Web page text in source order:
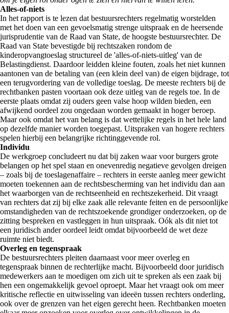
Alles-of-niets
In het rapport is te lezen dat bestuursrechters regelmatig worstelden
met het doen van een gevoelsmatig strenge uitspraak en de heersende
jurisprudentie van de Raad van State, de hoogste bestuursrechter. De
Raad van State bevestigde bij rechtszaken rondom de
kinderopvangtoeslag structureel de 'alles-of-niets-uitleg' van de
Belastingdienst. Daardoor leidden kleine fouten, zoals het niet kunnen
aantonen van de betaling van (een klein deel van) de eigen bijdrage, tot
een terugvordering van de volledige toeslag. De meeste rechters bij de
rechtbanken pasten voortaan ook deze uitleg van de regels toe. In de
eerste plaats omdat zij ouders geen valse hoop wilden bieden, een
afwijkend oordeel zou ongedaan worden gemaakt in hoger beroep.
Maar ook omdat het van belang is dat wettelijke regels in het hele land
op dezelfde manier worden toegepast. Uitspraken van hogere rechters
spelen hierbij een belangrijke richtinggevende rol.
Individu
De werkgroep concludeert nu dat bij zaken waar voor burgers grote
belangen op het spel staan en onevenredig negatieve gevolgen dreigen
– zoals bij de toeslagenaffaire – rechters in eerste aanleg meer gewicht
moeten toekennen aan de rechtsbescherming van het individu dan aan
het waarborgen van de rechtseenheid en rechtszekerheid. Dit vraagt
van rechters dat zij bij elke zaak alle relevante feiten en de persoonlijke
omstandigheden van de rechtszoekende grondiger onderzoeken, op de
zitting bespreken en vastleggen in hun uitspraak. Oók als dit niet tot
een juridisch ander oordeel leidt omdat bijvoorbeeld de wet deze
ruimte niet biedt.
Overleg en tegenspraak
De bestuursrechters pleiten daarnaast voor meer overleg en
tegenspraak binnen de rechterlijke macht. Bijvoorbeeld door juridisch
medewerkers aan te moedigen om zich uit te spreken als een zaak bij
hen een ongemakkelijk gevoel oproept. Maar het vraagt ook om meer
kritische reflectie en uitwisseling van ideeën tussen rechters onderling,
ook over de grenzen van het eigen gerecht heen. Rechtbanken moeten